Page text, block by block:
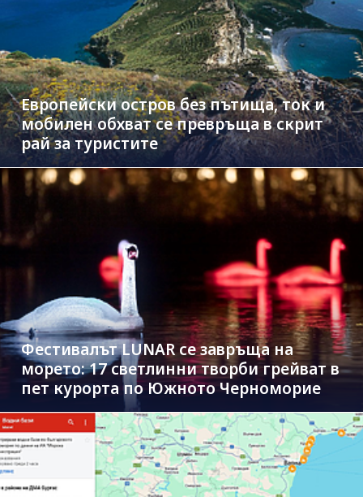
Европейски остров без пътища, ток и
мобилен обхват се превръща в скрит
рай за туристите
Фестивалът LUNAR се завръща на
морето: 17 светлинни творби грейват в
пет курорта по Южното Черноморие